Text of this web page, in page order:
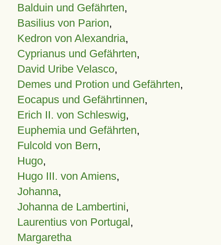
Balduin und Gefährten,
Basilius von Parion,
Kedron von Alexandria,
Cyprianus und Gefährten,
David Uribe Velasco,
Demes und Protion und Gefährten,
Eocapus und Gefährtinnen,
Erich II. von Schleswig,
Euphemia und Gefährten,
Fulcold von Bern,
Hugo,
Hugo III. von Amiens,
Johanna,
Johanna de Lambertini,
Laurentius von Portugal,
Margaretha